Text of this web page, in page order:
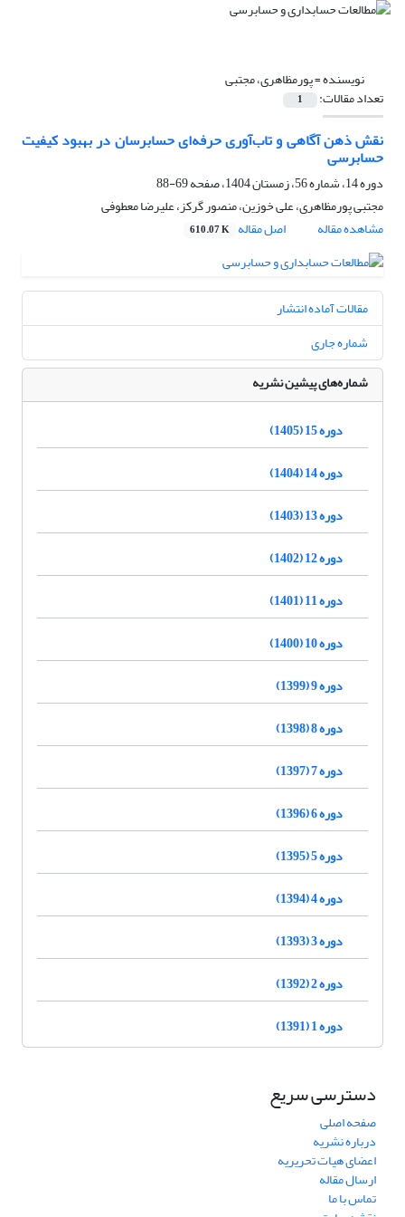
نویسنده =پورمظاهری، مجتبی
تعداد مقالات: 1
نقش ذهن آگاهی و تاب‌آوری حرفه‌ای حسابرسان در بهبود کیفیت
حسابرسی
دوره 14، شماره 56، زمستان 1404، صفحه
69-88
مجتبی پورمظاهری، علی خوزین، منصور گرکز، علیرضا معطوفی
مشاهده مقاله
اصل مقاله 610.07 K
مقالات آماده انتشار
شماره جاری
شماره‌های پیشین نشریه
دوره 15 (1405)
دوره 14 (1404)
دوره 13 (1403)
دوره 12 (1402)
دوره 11 (1401)
دوره 10 (1400)
دوره 9 (1399)
دوره 8 (1398)
دوره 7 (1397)
دوره 6 (1396)
دوره 5 (1395)
دوره 4 (1394)
دوره 3 (1393)
دوره 2 (1392)
دوره 1 (1391)
دسترسی سریع
صفحه اصلی
درباره نشریه
اعضای هیات تحریریه
ارسال مقاله
تماس با ما